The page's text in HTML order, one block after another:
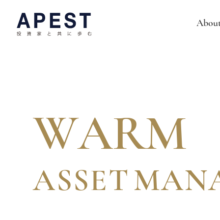
WARM
A S SET MAN